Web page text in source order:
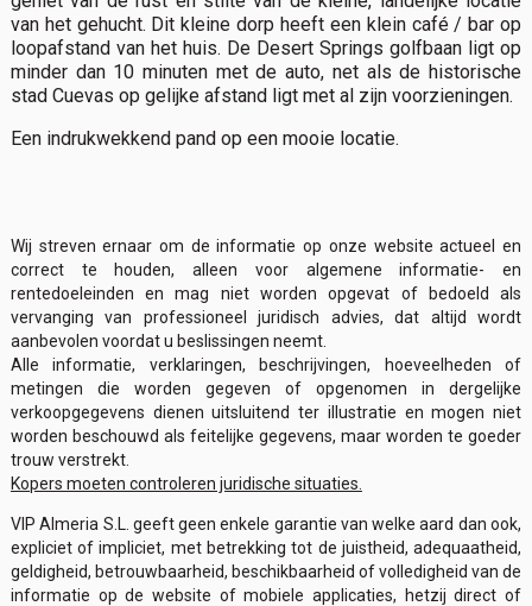
van het gehucht. Dit kleine dorp heeft een klein café / bar op
loopafstand van het huis. De Desert Springs golfbaan ligt op
minder dan 10 minuten met de auto, net als de historische
stad Cuevas op gelijke afstand ligt met al zijn voorzieningen.
Een indrukwekkend pand op een mooie locatie.
Wij streven ernaar om de informatie op onze website actueel en
correct te houden, alleen voor algemene informatie- en
rentedoeleinden en mag niet worden opgevat of bedoeld als
vervanging van professioneel juridisch advies, dat altijd wordt
aanbevolen voordat u beslissingen neemt.
Alle informatie, verklaringen, beschrijvingen, hoeveelheden of
metingen die worden gegeven of opgenomen in dergelijke
verkoopgegevens dienen uitsluitend ter illustratie en mogen niet
worden beschouwd als feitelijke gegevens, maar worden te goeder
trouw verstrekt.
Kopers moeten controleren juridische situaties.
VIP Almeria S.L. geeft geen enkele garantie van welke aard dan ook,
expliciet of impliciet, met betrekking tot de juistheid, adequaatheid,
geldigheid, betrouwbaarheid, beschikbaarheid of volledigheid van de
informatie op de website of mobiele applicaties, hetzij direct of